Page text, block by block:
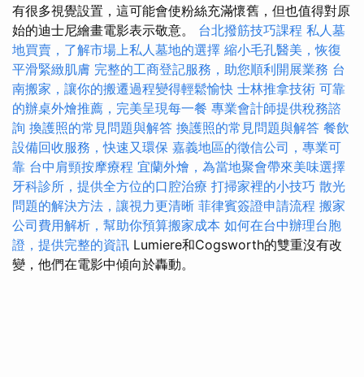
有很多視覺設置，這可能會使粉絲充滿懷舊，但也值得對原
始的迪士尼繪畫電影表示敬意。 台北撥筋技巧課程 私人墓
地買賣，了解市場上私人墓地的選擇 縮小毛孔醫美，恢復
平滑緊緻肌膚 完整的工商登記服務，助您順利開展業務 台
南搬家，讓你的搬遷過程變得輕鬆愉快 士林推拿技術 可靠
的辦桌外燴推薦，完美呈現每一餐 專業會計師提供稅務諮
詢 換護照的常見問題與解答 換護照的常見問題與解答 餐飲
設備回收服務，快速又環保 嘉義地區的徵信公司，專業可
靠 台中肩頸按摩療程 宜蘭外燴，為當地聚會帶來美味選擇
牙科診所，提供全方位的口腔治療 打掃家裡的小技巧 散光
問題的解決方法，讓視力更清晰 菲律賓簽證申請流程 搬家
公司費用解析，幫助你預算搬家成本 如何在台中辦理台胞
證，提供完整的資訊 Lumiere和Cogsworth的雙重沒有改
變，他們在電影中傾向於轟動。